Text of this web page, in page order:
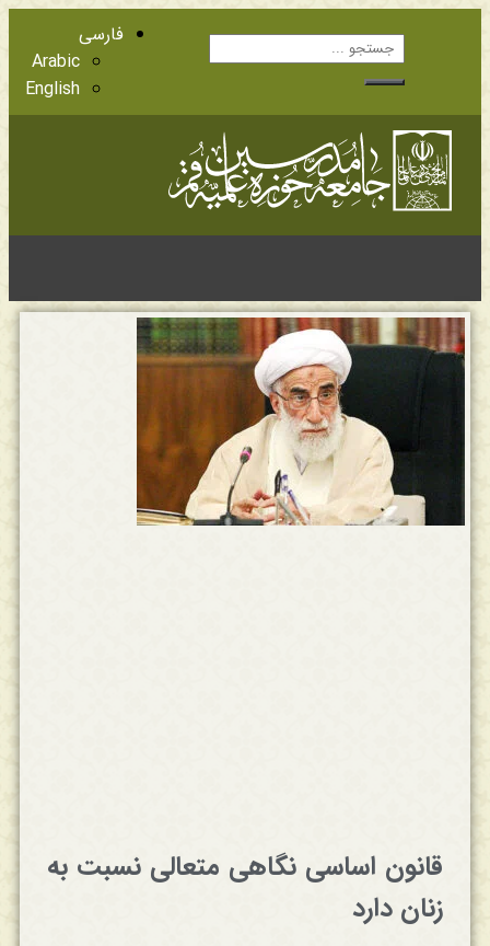
فارسی
Arabic
English
قانون اساسی نگاهی متعالی نسبت به
زنان دارد